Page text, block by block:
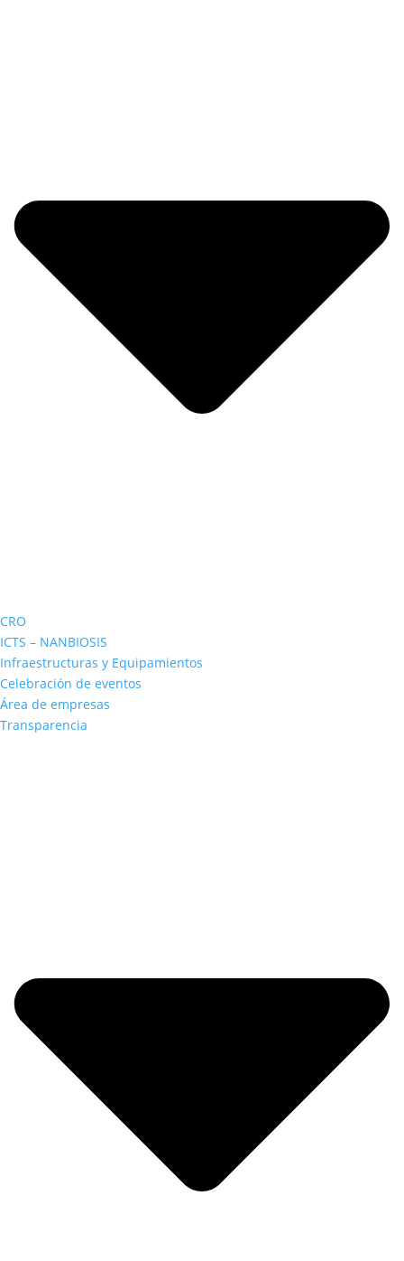
CRO
ICTS – NANBIOSIS
Infraestructuras y Equipamientos
Celebración de eventos
Área de empresas
Transparencia